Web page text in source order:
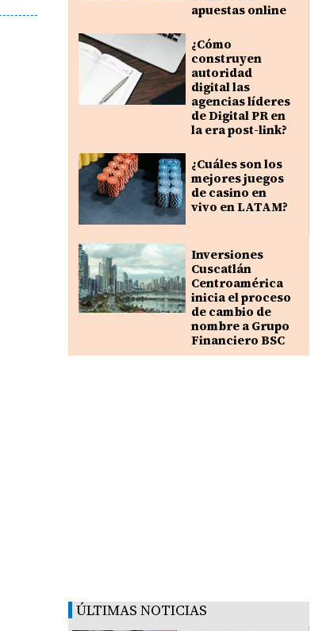
apuestas online
¿Cómo
construyen
autoridad
digital las
agencias líderes
de Digital PR en
la era post-link?
¿Cuáles son los
mejores juegos
de casino en
vivo en LATAM?
Inversiones
Cuscatlán
Centroamérica
inicia el proceso
de cambio de
nombre a Grupo
Financiero BSC
ÚLTIMAS NOTICIAS